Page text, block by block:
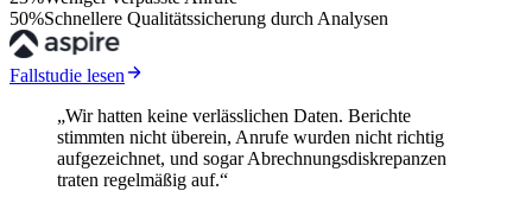
50%Schnellere Qualitätssicherung durch Analysen
Fallstudie lesen
„Wir hatten keine verlässlichen Daten. Berichte
stimmten nicht überein, Anrufe wurden nicht richtig
aufgezeichnet, und sogar Abrechnungsdiskrepanzen
traten regelmäßig auf.“